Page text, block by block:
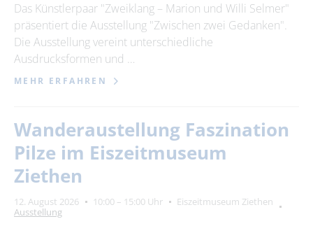
Das Künstlerpaar "Zweiklang – Marion und Willi Selmer"
präsentiert die Ausstellung "Zwischen zwei Gedanken".
Die Ausstellung vereint unterschiedliche
Ausdrucksformen und …
MEHR ERFAHREN
Wanderaustellung Faszination
Pilze im Eiszeitmuseum
Ziethen
12. August 2026 10:00 – 15:00 Uhr
Eiszeitmuseum Ziethen
Ausstellung